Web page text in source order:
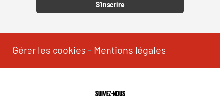
S'inscrire
Gérer les cookies - Mentions légales
SUIVEZ-NOUS